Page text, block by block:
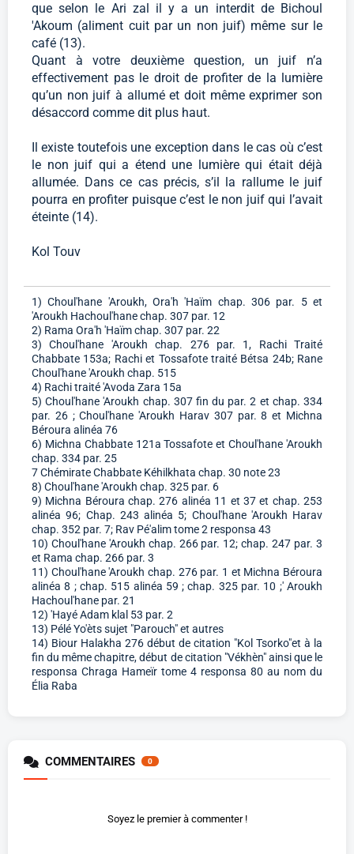
que selon le Ari zal il y a un interdit de Bichoul
'Akoum (aliment cuit par un non juif) même sur le
café (13).
Quant à votre deuxième question, un juif n’a
effectivement pas le droit de profiter de la lumière
qu’un non juif à allumé et doit même exprimer son
désaccord comme dit plus haut.
Il existe toutefois une exception dans le cas où c’est
le non juif qui a étend une lumière qui était déjà
allumée. Dans ce cas précis, s’il la rallume le juif
pourra en profiter puisque c’est le non juif qui l’avait
éteinte (14).
Kol Touv
1) Choul'hane 'Aroukh, Ora'h 'Haïm chap. 306 par. 5 et
'Aroukh Hachoul'hane chap. 307 par. 12
2) Rama Ora'h 'Haïm chap. 307 par. 22
3) Choul'hane 'Aroukh chap. 276 par. 1, Rachi Traité
Chabbate 153a; Rachi et Tossafote traité Bétsa 24b; Rane
Choul'hane 'Aroukh chap. 515
4) Rachi traité 'Avoda Zara 15a
5) Choul'hane 'Aroukh chap. 307 fin du par. 2 et chap. 334
par. 26 ; Choul'hane 'Aroukh Harav 307 par. 8 et Michna
Béroura alinéa 76
6) Michna Chabbate 121a Tossafote et Choul'hane 'Aroukh
chap. 334 par. 25
7 Chémirate Chabbate Kéhilkhata chap. 30 note 23
8) Choul'hane 'Aroukh chap. 325 par. 6
9) Michna Béroura chap. 276 alinéa 11 et 37 et chap. 253
alinéa 96; Chap. 243 alinéa 5; Choul'hane 'Aroukh Harav
chap. 352 par. 7; Rav Pé'alim tome 2 responsa 43
10) Choul'hane 'Aroukh chap. 266 par. 12; chap. 247 par. 3
et Rama chap. 266 par. 3
11) Choul'hane 'Aroukh chap. 276 par. 1 et Michna Béroura
alinéa 8 ; chap. 515 alinéa 59 ; chap. 325 par. 10 ;' Aroukh
Hachoul'hane par. 21
12) 'Hayé Adam klal 53 par. 2
13) Pélé Yo'èts sujet "Parouch" et autres
14) Biour Halakha 276 début de citation "Kol Tsorko"et à la
fin du même chapitre, début de citation "Vékhèn" ainsi que le
responsa Chraga Hameïr tome 4 responsa 80 au nom du
Élia Raba
COMMENTAIRES 0
Soyez le premier à commenter !